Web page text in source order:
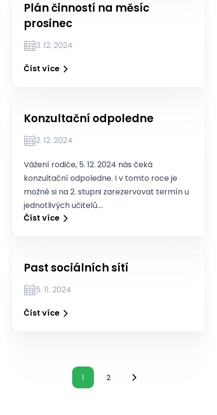
Plán činností na měsíc
prosinec
3. 12. 2024
Číst více
Konzultační odpoledne
2. 12. 2024
Vážení rodiče, 5. 12. 2024 nás čeká
konzultační odpoledne. I v tomto roce je
možné si na 2. stupni zarezervovat termín u
jednotlivých učitelů.…
Číst více
Past sociálních sítí
5. 11. 2024
Číst více
1 2